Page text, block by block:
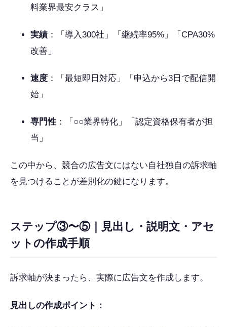
料業界最安クラス」
実績：「導入300社」「継続率95%」「CPA30%
改善」
速度 ：「最短即日対応」「申込から3日で配信開
始」
専門性 ：「○○業界特化」「認定資格保有者が担
当」
この中から、競合の広告文にはない自社独自の訴求軸
を見つけることが差別化の鍵になります。
ステップ③〜⑤｜見出し・説明文・アセ
ットの作成手順
訴求軸が決まったら、実際に広告文を作成します。
見出しの作成ポイント：